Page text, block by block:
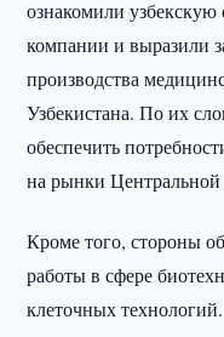
ознакомили узбекскую
компании и выразили
производства
Узбекистана. По их
обеспечить
на рынки
Кроме того, стороны
работы в сфере
клеточных технологий.